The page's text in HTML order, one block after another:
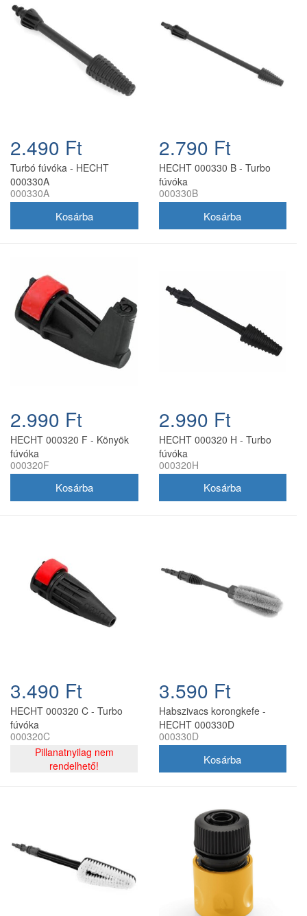
2.490 Ft
Turbó fúvóka - HECHT
000330A
000330A
2.790 Ft
HECHT 000330 B - Turbo
fúvóka
000330B
2.990 Ft
HECHT 000320 F - Könyök
fúvóka
000320F
2.990 Ft
HECHT 000320 H - Turbo
fúvóka
000320H
3.490 Ft
HECHT 000320 C - Turbo
fúvóka
000320C
Pillanatnyilag nem
rendelhető!
3.590 Ft
Habszivacs korongkefe -
HECHT 000330D
000330D